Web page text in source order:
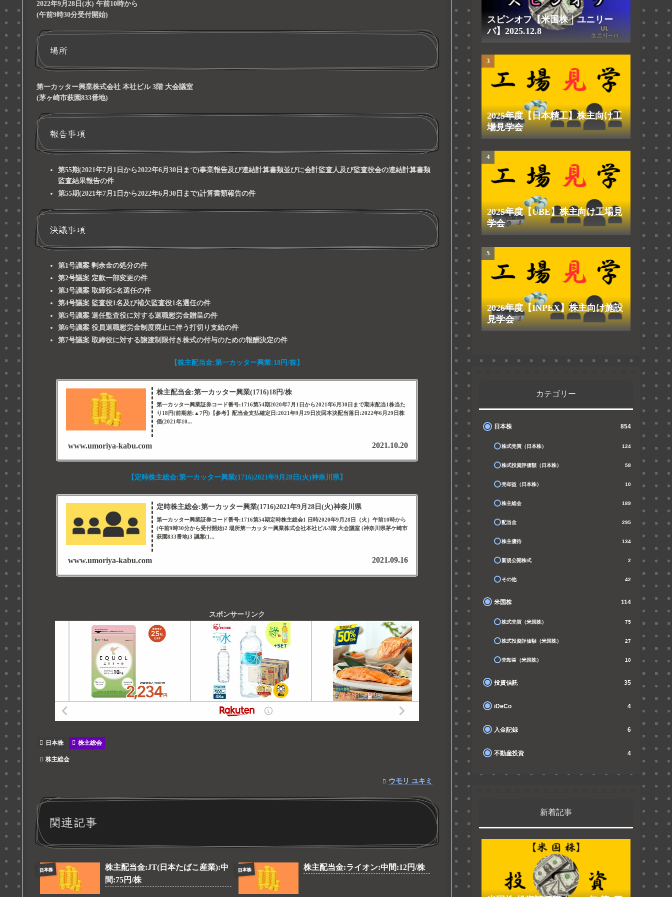
2022年9月28日(水) 午前10時から
(午前9時30分受付開始)
場所
第一カッター興業株式会社 本社ビル 3階 大会議室
(茅ヶ崎市萩園833番地)
報告事項
第55期(2021年7月1日から2022年6月30日まで)事業報告及び連結計算書類並びに会計監査人及び監査役会の連結計算書類
監査結果報告の件
第55期(2021年7月1日から2022年6月30日まで)計算書類報告の件
決議事項
第1号議案 剰余金の処分の件
第2号議案 定款一部変更の件
第3号議案 取締役5名選任の件
第4号議案 監査役1名及び補欠監査役1名選任の件
第5号議案 退任監査役に対する退職慰労金贈呈の件
第6号議案 役員退職慰労金制度廃止に伴う打切り支給の件
第7号議案 取締役に対する譲渡制限付き株式の付与のための報酬決定の件
【株主配当金:第一カッター興業:18円/株】
株主配当金:第一カッター興業(1716)18円/株
第一カッター興業証券コード番号:1716第54期2020年7月1日から2021年6月30日まで期末配当1株当た
り18円(前期差:▲7円)【参考】配当金支払確定日:2021年9月29日次回本決配当落日:2022年6月29日株
価(2021年10...
www.umoriya-kabu.com 2021.10.20
【定時株主総会:第一カッター興業(1716)2021年9月28日(火)神奈川県】
定時株主総会:第一カッター興業(1716)2021年9月28日(火)神奈川県
第一カッター興業証券コード番号:1716第54期定時株主総会1 日時2020年9月28日（火）午前10時から
(午前9時30分から受付開始)2 場所第一カッター興業株式会社本社ビル3階 大会議室 (神奈川県茅ケ崎市
萩園833番地)3 議案(1...
www.umoriya-kabu.com 2021.09.16
スポンサーリンク
日本株 株主総会
株主総会
ウモリ ユキミ
関連記事
日本株
株主配当金:JT(日本たばこ産業):中
間:75円/株
日本株 株主配当金:ライオン:中間:12円/株
スピンオフ【米国株｜ユニリー
バ】2025.12.8
2025年度【日本精工】株主向け工
場見学会
2025年度【UBE】株主向け工場見
学会
2026年度【INPEX】株主向け施設
見学会
カテゴリー
日本株 854
株式売買（日本株） 124
株式投資評価額（日本株） 58
売却益（日本株） 10
株主総会 189
配当金 295
株主優待 134
新規公開株式 2
その他 42
米国株 114
株式売買（米国株） 75
株式投資評価額（米国株） 27
売却益（米国株） 10
投資信託 35
iDeCo 4
入金記録 6
不動産投資 4
新着記事